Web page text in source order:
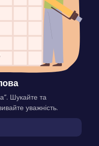
Шукайте та
уважність.